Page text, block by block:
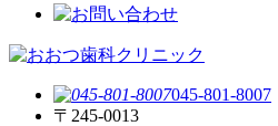
045-801-8007
〒245-0013